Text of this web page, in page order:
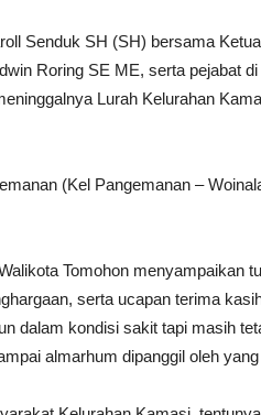
Senduk SH (SH) bersama
Roring SE ME, serta pejabat
Lurah Kelurahan
(Kel Pangemanan –
Tomohon menyampaikan
serta ucapan terima
dalam kondisi sakit tapi masih
almarhum dipanggil oleh